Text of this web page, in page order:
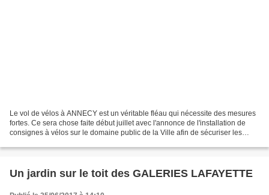
Le vol de vélos à ANNECY est un véritable fléau qui nécessite des mesures
fortes. Ce sera chose faite début juillet avec l'annonce de l'installation de
consignes à vélos sur le domaine public de la Ville afin de sécuriser les
Un jardin sur le toit des GALERIES LAFAYETTE